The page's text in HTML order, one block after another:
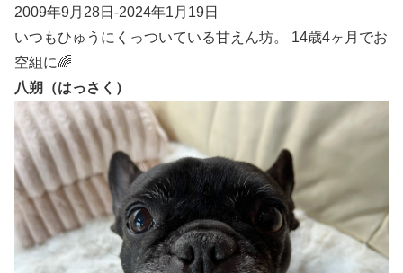
2009年9月28日-2024年1月19日
いつもひゅうにくっついている甘えん坊。 14歳4ヶ月でお
空組に🌈
八朔（はっさく）